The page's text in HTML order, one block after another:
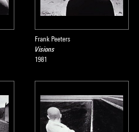
Frank Peeters
Visions
1981